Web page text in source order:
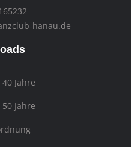
hanau.de
Jahre
Jahre